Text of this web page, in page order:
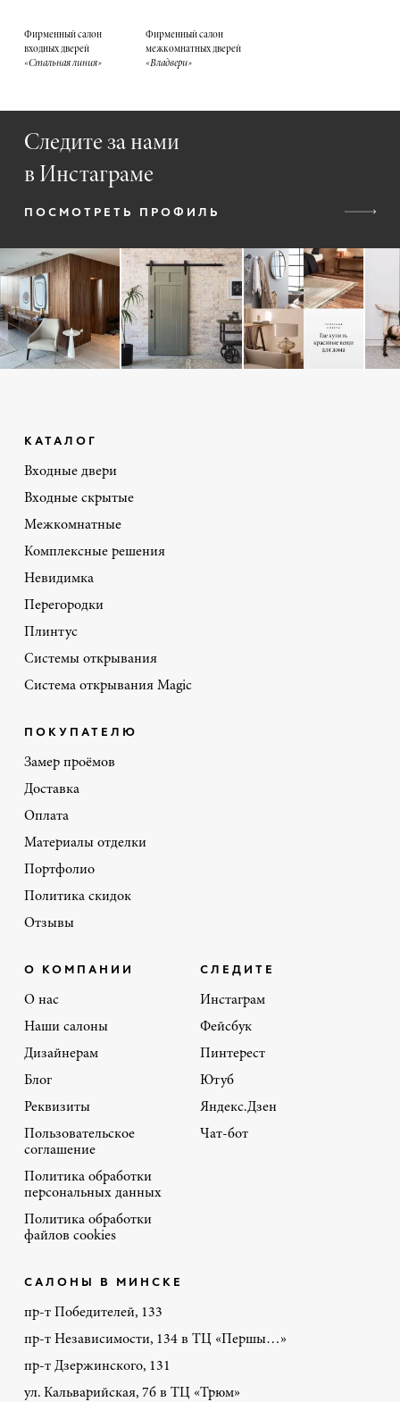
Фирменный салон
входных дверей
«Стальная линия»
Фирменный салон
межкомнатных дверей
«Владвери»
Следите за нами
в Инстаграме
ПОСМОТРЕТЬ ПРОФИЛЬ
КАТАЛОГ
Входные двери
Входные скрытые
Межкомнатные
Комплексные решения
Невидимка
Перегородки
Плинтус
Системы открывания
Система открывания Magic
ПОКУПАТЕЛЮ
Замер проёмов
Доставка
Оплата
Материалы отделки
Портфолио
Политика скидок
Отзывы
О КОМПАНИИ
О нас
Наши салоны
Дизайнерам
Блог
Реквизиты
Пользовательское
соглашение
Политика обработки
персональных данных
Политика обработки
файлов cookies
СЛЕДИТЕ
Инстаграм
Фейсбук
Пинтерест
Ютуб
Яндекс.Дзен
Чат-бот
САЛОНЫ В МИНСКЕ
пр-т Победителей, 133
пр-т Независимости, 134 в ТЦ «Першы…»
пр-т Дзержинского, 131
ул. Кальварийская, 7б в ТЦ «Трюм»